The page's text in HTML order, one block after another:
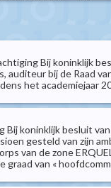
Bij koninklijk
auditeur bij de Raad
het academiejaar
Bij koninklijk besluit
gesteld van zijn
van de zone
graad van «